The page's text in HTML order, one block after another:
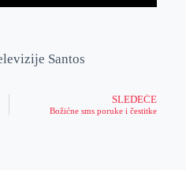
Santos
SLEDEĆE
Božićne sms poruke i čestitke